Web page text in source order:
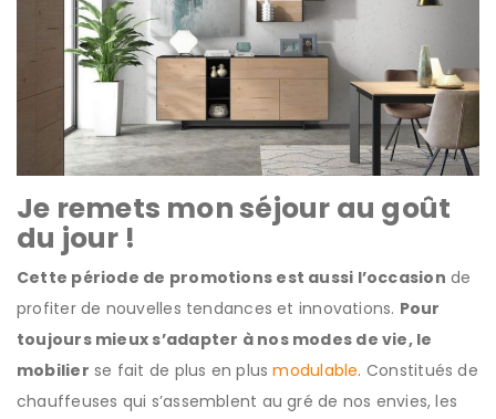
Je remets mon séjour au goût
du jour !
Cette période de promotions est aussi l’occasion de
profiter de nouvelles tendances et innovations. Pour
toujours mieux s’adapter à nos modes de vie, le
mobilier se fait de plus en plusmodulable. Constitués de
chauffeuses qui s’assemblent au gré de nos envies, les